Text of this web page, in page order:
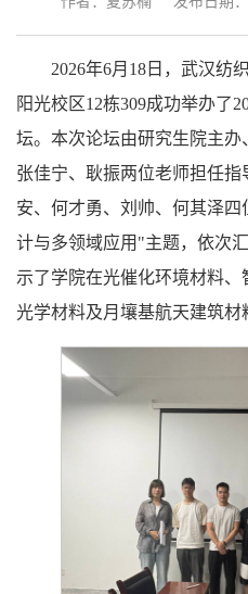
2026年6月18日，武汉纺
阳光校区12栋309成功举办了
坛。本次论坛由研究生院主办
张佳宁、耿振两位老师担任
安、何才勇、刘帅、何其泽
计与多领域应用"主题，依次
示了学院在光催化环境材料
光学材料及月壤基航天建筑材